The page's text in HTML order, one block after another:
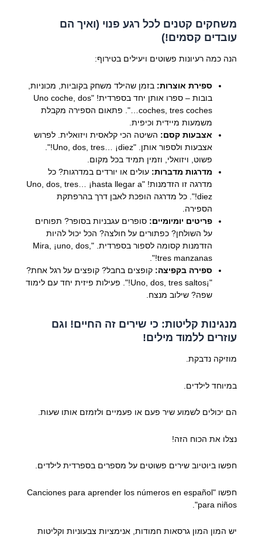
משחקים קטנים לכל רגע פנוי (ואיך הם
עובדים קסמים!)
הנה כמה רעיונות פשוטים ויעילים בטירוף:
ספירת אוצרות: בזמן שהילד משחק בקוביות, מכוניות,
בובות – ספרו אותן יחד בספרדית! "Uno coche, dos
coches, tres coches…". פתאום הספירה מקבלת
משמעות מיידית וכיפית.
אצבעות קסם: השיטה הכי קלאסית ויזואלית. לפרוש
אצבעות ולספור אותן. "Uno, dos, tres… ¡diez!".
פשוט, ויזואלי, וזמין תמיד בכל מקום.
מדרגות מדברות: עולים או יורדים במדרגות? כל
מדרגה זו הזדמנות! "Uno, dos, tres… ¡hasta llegar a
diez!". כל מדרגה הופכת לאבן דרך בהרפתקת
הספירה.
פריטים יומיומיים: סופרים עגבניות בסופר? תפוחים
על השולחן? כפתורים על חולצה? הכל יכול להיות
הזדמנות קסומה לספור בספרדית. "Mira, ¡uno, dos,
tres manzanas!".
ספירה בקפיצה: קופצים בחבל? קופצים על רגל אחת?
"¡Uno, dos, tres saltos!". פעילות פיזית יחד עם לימוד
שפה? שילוב מנצח.
מנגינות קליטות: כי שירים זה החיים! וגם
עוזרים ללמוד מילים!
מוזיקה נדבקת.
במיוחד לילדים.
הם יכולים לשמוע שיר פעם או פעמיים ולזמזם אותו שעות.
נצלו את הכוח הזה!
חפשו ביוטיוב שירים פשוטים על מספרים בספרדית לילדים.
חפשו "Canciones para aprender los números en español
para niños".
יש המון המון גרסאות חמודות, אנימציות צבעוניות וקליטות